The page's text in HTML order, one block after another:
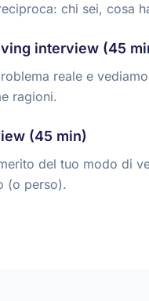
chi sei, cosa
interview (45
reale e
ragioni.
(45 min)
del tuo modo di
(o perso).